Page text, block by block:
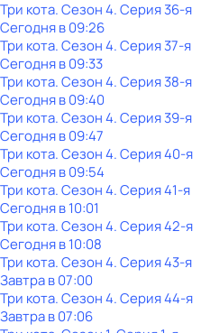
Три кота. Сезон 4. Серия 36-я
Сегодня в 09:26
Три кота. Сезон 4. Серия 37-я
Сегодня в 09:33
Три кота. Сезон 4. Серия 38-я
Сегодня в 09:40
Три кота. Сезон 4. Серия 39-я
Сегодня в 09:47
Три кота. Сезон 4. Серия 40-я
Сегодня в 09:54
Три кота. Сезон 4. Серия 41-я
Сегодня в 10:01
Три кота. Сезон 4. Серия 42-я
Сегодня в 10:08
Три кота. Сезон 4. Серия 43-я
Завтра в 07:00
Три кота. Сезон 4. Серия 44-я
Завтра в 07:06